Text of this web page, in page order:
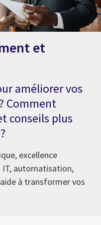
et
améliorer vos
Comment
conseils plus
excellence
automatisation,
à transformer vos